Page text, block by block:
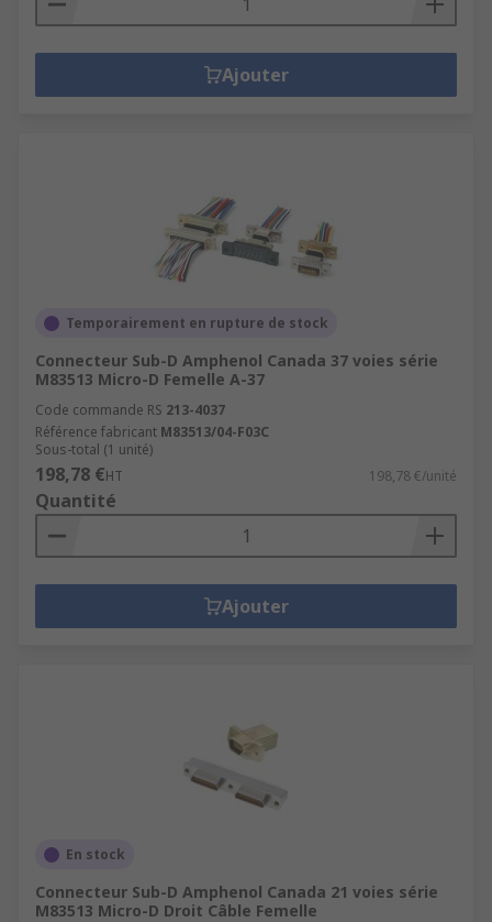
Ajouter
Temporairement en rupture de stock
Connecteur Sub-D Amphenol Canada 37 voies série
M83513 Micro-D Femelle A-37
Code commande RS 213-4037
Référence fabricant M83513/04-F03C
Sous-total (1 unité)
198,78 €HT 198,78 €/unité
Quantité
Ajouter
En stock
Connecteur Sub-D Amphenol Canada 21 voies série
M83513 Micro-D Droit Câble Femelle